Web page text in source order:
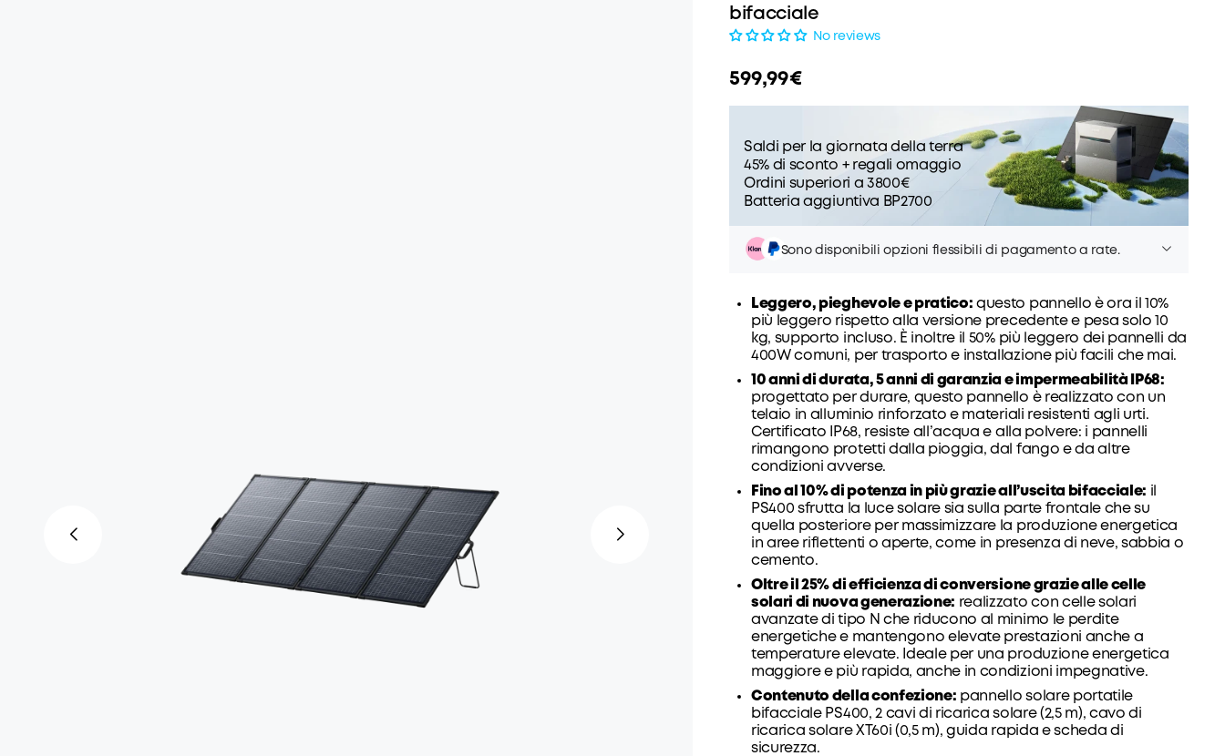
bifacciale
No reviews
599,99€
Saldi per la giornata della terra
45% di sconto + regali omaggio
Ordini superiori a 3800€
Batteria aggiuntiva BP2700
Sono disponibili opzioni flessibili di pagamento a rate.
Leggero, pieghevole e pratico: questo pannello è ora il 10%
più leggero rispetto alla versione precedente e pesa solo 10
kg, supporto incluso. È inoltre il 50% più leggero dei pannelli da
400W comuni, per trasporto e installazione più facili che mai.
10 anni di durata, 5 anni di garanzia e impermeabilità IP68:
progettato per durare, questo pannello è realizzato con un
telaio in alluminio rinforzato e materiali resistenti agli urti.
Certificato IP68, resiste all’acqua e alla polvere: i pannelli
rimangono protetti dalla pioggia, dal fango e da altre
condizioni avverse.
Fino al 10% di potenza in più grazie all’uscita bifacciale: il
PS400 sfrutta la luce solare sia sulla parte frontale che su
quella posteriore per massimizzare la produzione energetica
in aree riflettenti o aperte, come in presenza di neve, sabbia o
cemento.
Oltre il 25% di efficienza di conversione grazie alle celle
solari di nuova generazione: realizzato con celle solari
avanzate di tipo N che riducono al minimo le perdite
energetiche e mantengono elevate prestazioni anche a
temperature elevate. Ideale per una produzione energetica
maggiore e più rapida, anche in condizioni impegnative.
Contenuto della confezione: pannello solare portatile
bifacciale PS400, 2 cavi di ricarica solare (2,5 m), cavo di
ricarica solare XT60i (0,5 m), guida rapida e scheda di
sicurezza.